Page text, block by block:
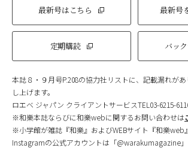
最新号はこちら 最新号
定期購読 バッ
本誌８・９月号P.208の協力社リストに、記載漏れが
し上げます。
ロエベ ジャパン クライアントサービスTEL03-6215-
※和樂本誌ならびに和樂webに関するお問い合わせは
※小学館が雑誌『和樂』およびWEBサイト『和樂web
Instagramの公式アカウントは「@warakumagazine」